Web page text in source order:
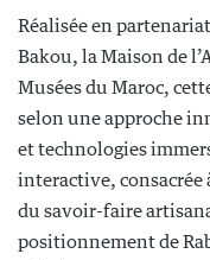
Réalisée en
Bakou, la Maison de
Musées du Maroc,
selon une approche
et technologies
interactive, consacrée
du savoir-faire
positionnement de